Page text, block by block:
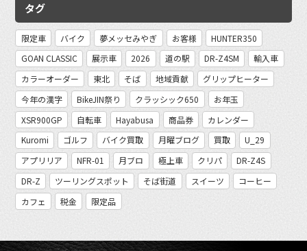
タグ
限定車 バイク 夢メッセみやぎ お客様
HUNTER350
GOAN CLASSIC
展示車 2026 道の駅 DR-Z4SM
輸入車
カラーオーダー
東北 そば 地域貢献
グリップヒーター
今年の漢字
BikeJIN祭り クラッシック650
お年玉
XSR900GP
自転車 Hayabusa 商品券
カレンダー
Kuromi
ゴルフ バイク買取 月曜ブログ 買取
U_29
アプリリア
NFR-01 月ブロ 極上車 クリパ
DR-Z4S
DR-Z
ツーリングスポット そば街道 スイーツ
コーヒー
カフェ
税金 限定品